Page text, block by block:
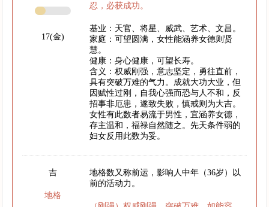
17(金)
忍，必获成功。
基业：天官、将星、威武、艺术、文昌。
家庭：可望圆满，女性能涵养女德则贤
慧。
健康：身心健康，可望长寿。
含义：权威刚强，意志坚定，勇往直前，
具有突破万难的气力。成就大功大业，但
因赋性过刚，自我心强而恐与人不和，反
招事非厄患，遂致失败，慎戒则为大吉。
女性有此数者易流于男性，宜涵养女德，
存主温和，福禄自然随之。先天条件弱的
妇女反用此数为妥。
吉
地格
地格数又称前运，影响人中年（36岁）以
前的活动力。